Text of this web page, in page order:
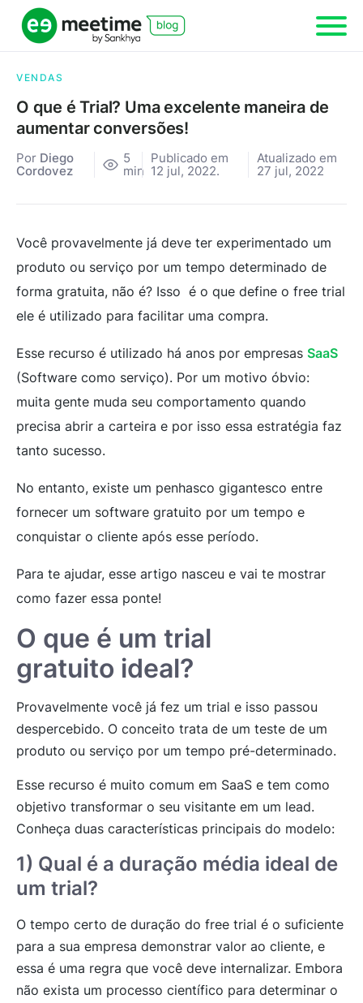
VENDAS
O que é Trial? Uma excelente maneira de
aumentar conversões!
Por Diego
Cordovez
5
min
Publicado em
12 jul, 2022.
Atualizado em
27 jul, 2022
Você provavelmente já deve ter experimentado um
produto ou serviço por um tempo determinado de
forma gratuita, não é? Isso é o que define o free trial
ele é utilizado para facilitar uma compra.
Esse recurso é utilizado há anos por empresas SaaS
(Software como serviço). Por um motivo óbvio:
muita gente muda seu comportamento quando
precisa abrir a carteira e por isso essa estratégia faz
tanto sucesso.
No entanto, existe um penhasco gigantesco entre
fornecer um software gratuito por um tempo e
conquistar o cliente após esse período.
Para te ajudar, esse artigo nasceu e vai te mostrar
como fazer essa ponte!
O que é um trial
gratuito ideal?
Provavelmente você já fez um trial e isso passou
despercebido. O conceito trata de um teste de um
produto ou serviço por um tempo pré-determinado.
Esse recurso é muito comum em SaaS e tem como
objetivo transformar o seu visitante em um lead.
Conheça duas características principais do modelo:
1) Qual é a duração média ideal de
um trial?
O tempo certo de duração do free trial é o suficiente
para a sua empresa demonstrar valor ao cliente, e
essa é uma regra que você deve internalizar. Embora
não exista um processo científico para determinar o